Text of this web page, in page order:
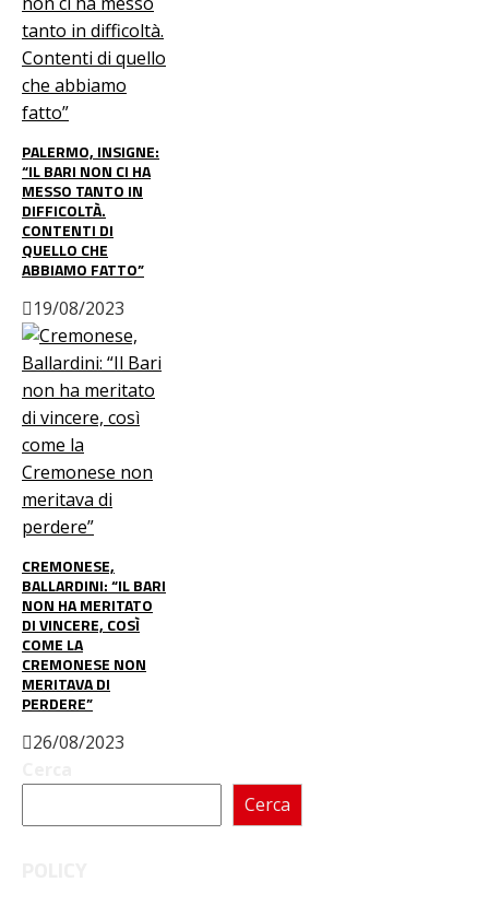
PALERMO, INSIGNE:
“IL BARI NON CI HA
MESSO TANTO IN
DIFFICOLTÀ.
CONTENTI DI
QUELLO CHE
ABBIAMO FATTO”
19/08/2023
CREMONESE,
BALLARDINI: “IL BARI
NON HA MERITATO
DI VINCERE, COSÌ
COME LA
CREMONESE NON
MERITAVA DI
PERDERE”
26/08/2023
Cerca